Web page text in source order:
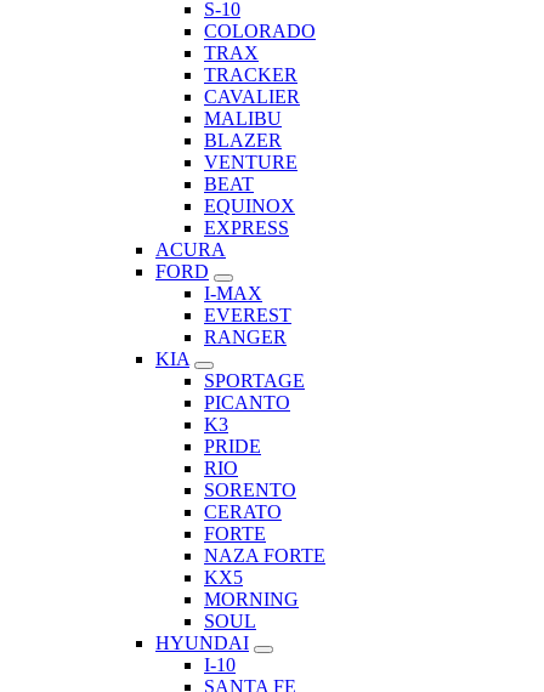
S-10
COLORADO
TRAX
TRACKER
CAVALIER
MALIBU
BLAZER
VENTURE
BEAT
EQUINOX
EXPRESS
ACURA
FORD
I-MAX
EVEREST
RANGER
KIA
SPORTAGE
PICANTO
K3
PRIDE
RIO
SORENTO
CERATO
FORTE
NAZA FORTE
KX5
MORNING
SOUL
HYUNDAI
I-10
SANTA FE